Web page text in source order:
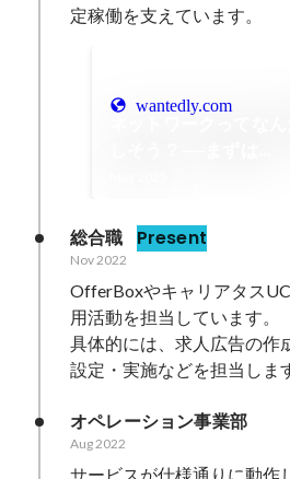
定稼働を支えています。
wantedly.com
総合職 Present
Nov 2022
OfferBoxやキャリアタス
用活動を担当しています。
具体的には、求人広告の作
設定・実施などを担当しま
オペレーション事業部
Aug 2022
サービスが仕様通りに動作